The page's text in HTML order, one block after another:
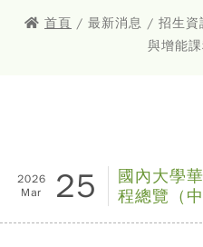
首頁 / 最新消息 / 招生資
與增能
2026
Mar
25
國內大學
程總覽（